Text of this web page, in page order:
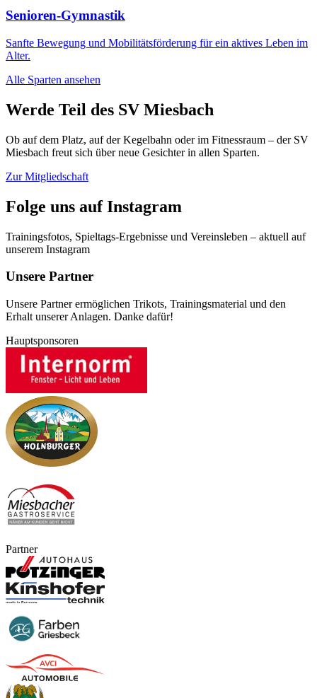
Senioren-Gymnastik
Sanfte Bewegung und Mobilitätsförderung für ein aktives Leben im
Alter.
Alle Sparten ansehen
Werde Teil des SV Miesbach
Ob auf dem Platz, auf der Kegelbahn oder im Fitnessraum – der SV
Miesbach freut sich über neue Gesichter in allen Sparten.
Zur Mitgliedschaft
Folge uns auf Instagram
Trainingsfotos, Spieltags-Ergebnisse und Vereinsleben – aktuell auf
unserem Instagram
Unsere Partner
Unsere Partner ermöglichen Trikots, Trainingsmaterial und den
Erhalt unserer Anlagen. Danke dafür!
Hauptsponsoren
Partner